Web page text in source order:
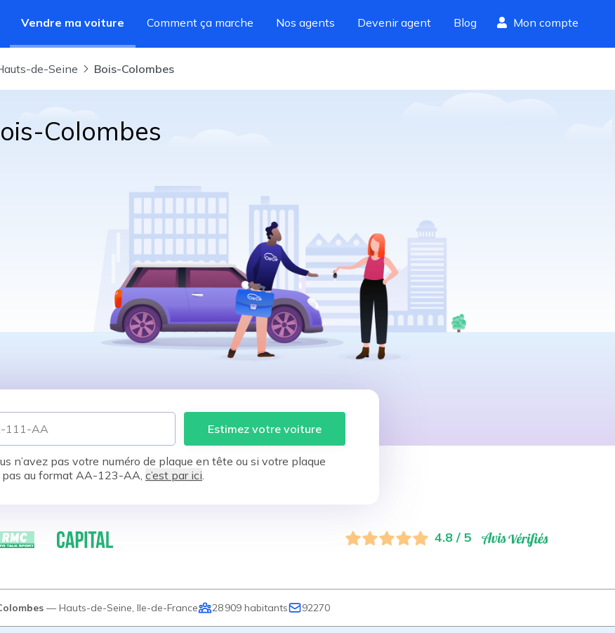
Vendre ma voiture Comment ça marche Nos agents Devenir agent Blog Mon compte
Hauts-de-Seine Bois-Colombes
Colombes
Estimez votre voiture
n’avez pas votre numéro de plaque en tête ou si votre plaque
pas au format AA-123-AA, c’est par ici.
4.8 / 5
— Hauts-de-Seine Ile-de-France 28 909 habitants 92270